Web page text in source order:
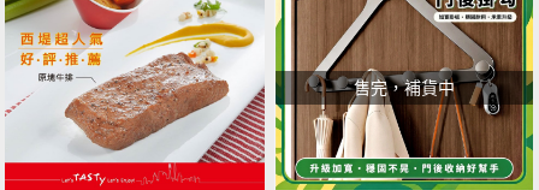
售完，補貨中